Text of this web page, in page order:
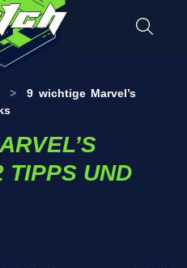
>
9 wichtige Marvel’s
TIPPS UND